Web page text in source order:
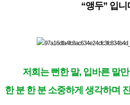
“앵두” 입니
저희는 뻔한 말, 입바른 말
한 분 한 분 소중하게 생각하며